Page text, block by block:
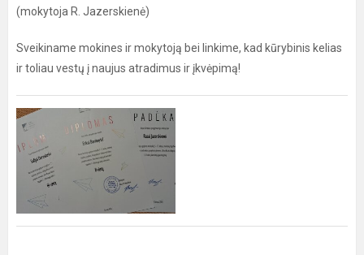
(mokytoja R. Jazerskienė)
Sveikiname mokines ir mokytoją bei linkime, kad kūrybinis kelias
ir toliau vestų į naujus atradimus ir įkvėpimą!